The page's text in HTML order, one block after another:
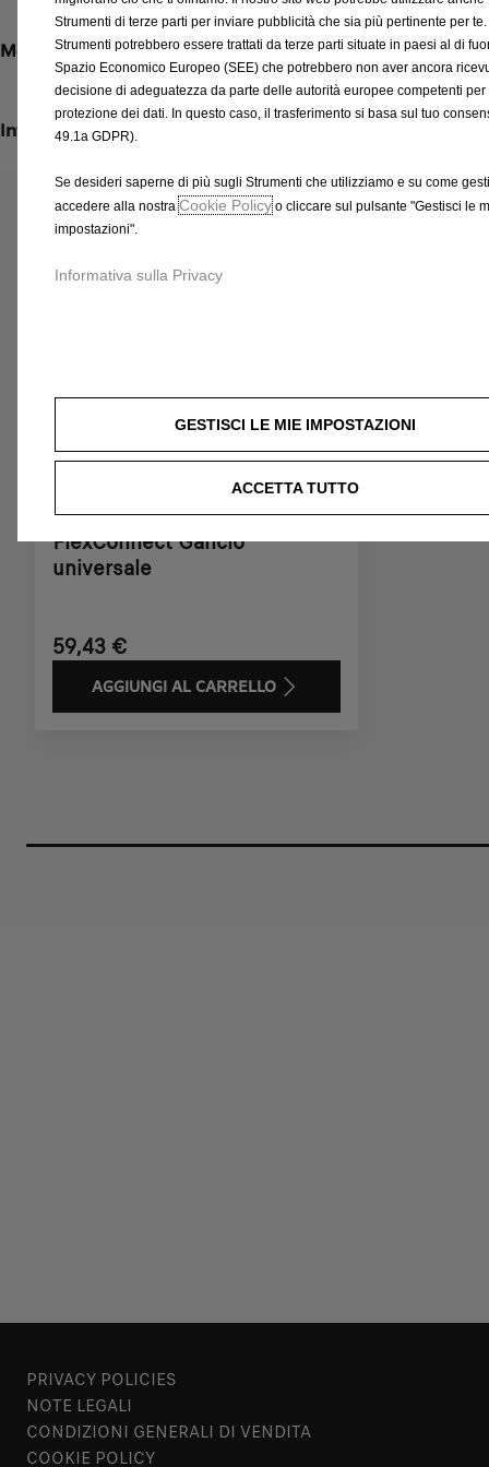
U
Metodi di spedizione e restituzione
Informazioni per l'installazione
Prodotti correlati a questo articolo
Codice 1667865980
FlexConnect Gancio
universale
59,43 €
AGGIUNGI AL CARRELLO
PRIVACY POLICIES
NOTE LEGALI
CONDIZIONI GENERALI DI VENDITA
COOKIE POLICY
Strumenti di terze parti per inviare pubblicità che sia più pertinente per
Strumenti potrebbero essere trattati da terze parti situate in paesi al di
Spazio Economico Europeo (SEE) che potrebbero non aver ancora
decisione di adeguatezza da parte delle autorità europee competenti per
protezione dei dati. In questo caso, il trasferimento si basa sul tuo
49.1a GDPR).
Se desideri saperne di più sugli Strumenti che utilizziamo e su come
accedere alla nostraCookie Policyo cliccare sul pulsante "Gestisci le
impostazioni".
Informativa sulla Privacy
GESTISCI LE MIE IMPOSTAZIONI
ACCETTA TUTTO